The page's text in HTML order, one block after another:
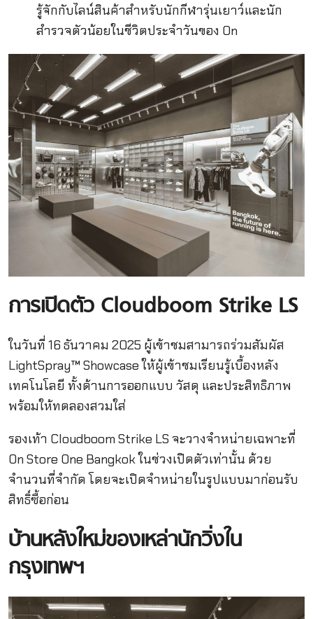
รู้จักกับไลน์สินค้าสำหรับนักกีฬารุ่นเยาว์และนัก
สำรวจตัวน้อยในชีวิตประจำวันของ On
การเปิดตัว Cloudboom Strike LS
ในวันที่ 16 ธันวาคม 2025 ผู้เข้าชมสามารถร่วมสัมผัส
LightSpray™ Showcase ให้ผู้เข้าชมเรียนรู้เบื้องหลัง
เทคโนโลยี ทั้งด้านการออกแบบ วัสดุ และประสิทธิภาพ
พร้อมให้ทดลองสวมใส่
รองเท้า Cloudboom Strike LS จะวางจำหน่ายเฉพาะที่
On Store One Bangkok ในช่วงเปิดตัวเท่านั้น ด้วย
จำนวนที่จำกัด โดยจะเปิดจำหน่ายในรูปแบบมาก่อนรับ
สิทธิ์ซื้อก่อน
บ้านหลังใหม่ของเหล่านักวิ่งใน
กรุงเทพฯ